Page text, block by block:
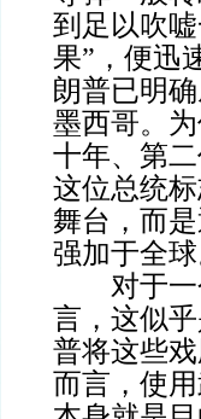
到足以吹
果”，便迅
朗普已明
墨西哥。
十年、第
这位总统
舞台，而
强加于全球
对于一个
言，这似
普将这些
而言，使